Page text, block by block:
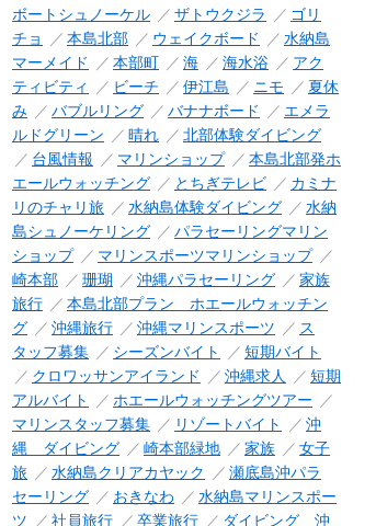
ボートシュノーケル
ザトウクジラ
ゴリ
チョ
本島北部 ウェイクボード
水納島
マーメイド
本部町 海 海水浴
アク
ティビティ
ビーチ 伊江島 ニモ
夏休
み
バブルリング バナナボード
エメラ
ルドグリーン
晴れ
北部体験ダイビング
台風情報
マリンショップ
本島北部発ホ
エールウォッチング
とちぎテレビ
カミナ
リのチャリ旅
水納島体験ダイビング
水納
島シュノーケリング
パラセーリングマリン
ショップ
マリンスポーツマリンショップ
崎本部
珊瑚 沖縄パラセーリング
家族
旅行
本島北部プラン ホエールウォッチン
グ
沖縄旅行 沖縄マリンスポーツ
ス
タッフ募集
シーズンバイト
短期バイト
クロワッサンアイランド
沖縄求人
短期
アルバイト
ホエールウォッチングツアー
マリンスタッフ募集
リゾートバイト
沖
縄 ダイビング
崎本部緑地 家族
女子
旅
水納島クリアカヤック
瀬底島沖パラ
セーリング
おきなわ
水納島マリンスポー
ツ
社員旅行 卒業旅行 ダイビング 沖